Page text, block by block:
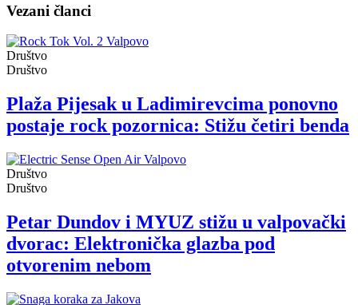
Vezani članci
Društvo
Društvo
Plaža Pijesak u Ladimirevcima ponovno
postaje rock pozornica: Stižu četiri benda
Društvo
Društvo
Petar Dundov i MYUZ stižu u valpovački
dvorac: Elektronička glazba pod
otvorenim nebom